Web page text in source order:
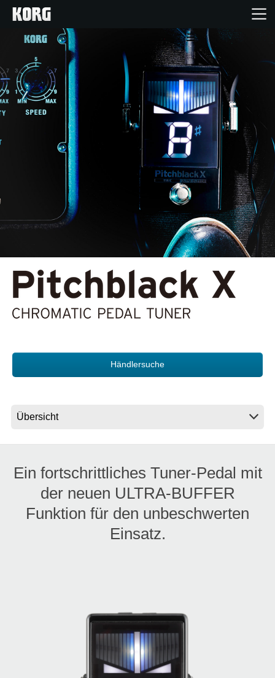
Home
Produkte
Extras
Events
Support
Shop
Neuigkeiten
Über KORG
Händlersuche
Ein fortschrittliches Tuner-Pedal mit
der neuen ULTRA-BUFFER
Funktion für den unbeschwerten
Einsatz.